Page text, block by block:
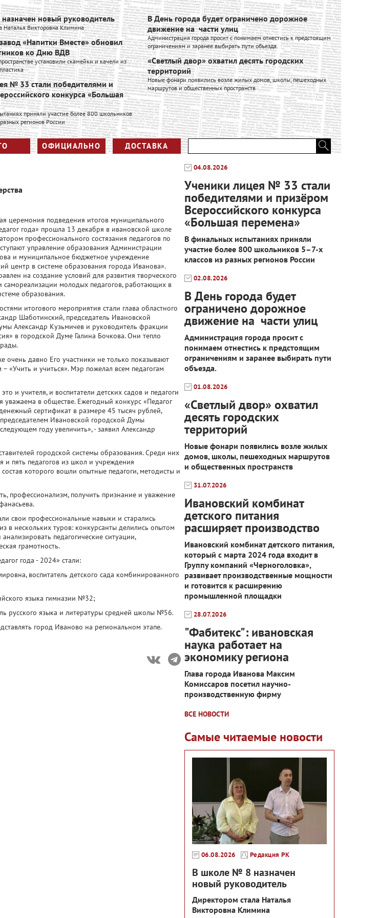
новый руководитель
Наталья Викторовна Климина
«Напитки Вместе» обновил
ко Дню ВДВ
установили скамейки и качели из
№ 33 стали победителями и
конкурса «Большая
приняли участие более 800 школьников
регионов России
В День города будет ограничено дорожное
движение на части улиц
Администрация города просит с понимаем отнестись к предстоящим
ограничениям и заранее выбирать пути объезда.
«Светлый двор» охватил десять городских
территорий
Новые фонари появились возле жилых домов, школы, пешеходных
маршрутов и общественных пространств
ОФИЦИАЛЬНО ДОСТАВКА
церемония подведения итогов муниципального
года» прошла 13 декабря в ивановской школе
профессионального состязания педагогов по
управление образования Администрации
и муниципальное бюджетное учреждение
центр в системе образования города Иванова».
на создание условий для развития творческого
самореализации молодых педагогов, работающих в
образования.
итогового мероприятия стали глава областного
Шаботинский, председатель Ивановской
Александр Кузьмичев и руководитель фракции
в городской Думе Галина Бочкова. Они тепло
очень давно Его участники не только показывают
«Учить и учиться». Мэр пожелал всем педагогам
и учителя, и воспитатели детских садов и педагоги
уважаема в обществе. Ежегодный конкурс «Педагог
сертификат в размере 45 тысяч рублей,
Ивановской городской Думы
году увеличить», - заявил Александр
городской системы образования. Среди них
и пять педагогов из школ и учреждения
которого вошли опытные педагоги, методисты и
профессионализм, получить признание и уважение
свои профессиональные навыки и старались
в нескольких туров: конкурсанты делились опытом
педагогические ситуации,
грамотность.
года - 2024» стали:
воспитатель детского сада комбинированного
языка гимназии №32;
русского языка и литературы средней школы №56.
город Иваново на региональном этапе.
04.08.2026
Ученики лицея № 33 стали
победителями и призёром
Всероссийского конкурса
«Большая перемена»
В финальных испытаниях приняли
участие более 800 школьников 5–7-х
классов из разных регионов России
02.08.2026
В День города будет
ограничено дорожное
движение на части улиц
Администрация города просит с
понимаем отнестись к предстоящим
ограничениям и заранее выбирать пути
объезда.
01.08.2026
«Светлый двор» охватил
десять городских
территорий
Новые фонари появились возле жилых
домов, школы, пешеходных маршрутов
и общественных пространств
31.07.2026
Ивановский комбинат
детского питания
расширяет производство
Ивановский комбинат детского питания,
который с марта 2024 года входит в
Группу компаний «Черноголовка»,
развивает производственные мощности
и готовится к расширению
промышленной площадки
28.07.2026
"Фабитекс": ивановская
наука работает на
экономику региона
Глава города Иванова Максим
Комиссаров посетил научно-
производственную фирму
ВСЕ НОВОСТИ
Самые читаемые новости
06.08.2026 Редакция РК
В школе № 8 назначен
новый руководитель
Директором стала Наталья
Викторовна Климина